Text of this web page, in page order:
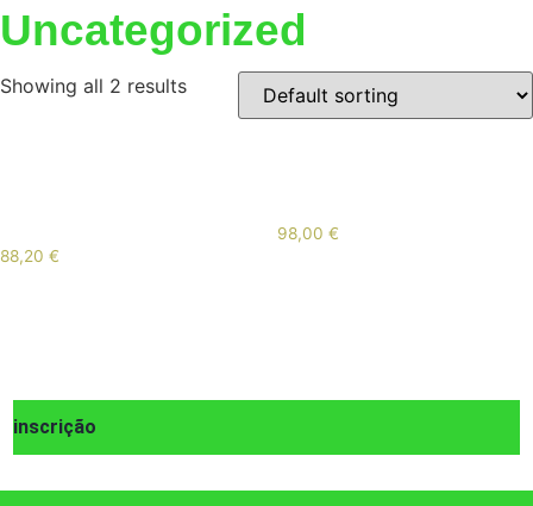
Uncategorized
Showing all 2 results
88,20 €
98,00 €
inscrição